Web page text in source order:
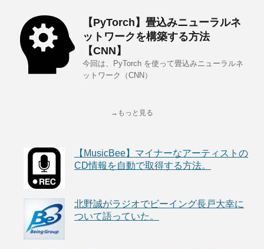
【PyTorch】畳込みニューラルネ
ットワークを構築する方法
【CNN】
今回は、PyTorch を使って畳込みニューラルネ
ットワーク（CNN）
→もっと見る
【MusicBee】マイナーなアーティストの
CD情報を自動で取得する方法。
北野誠がラジオでビーイング長戸大幸に
ついて語っていた。